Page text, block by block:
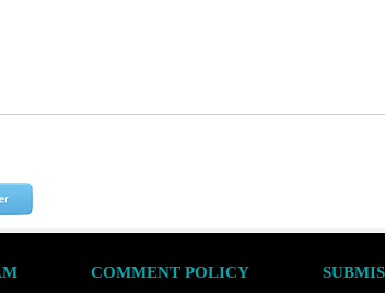
COMMENT POLICY